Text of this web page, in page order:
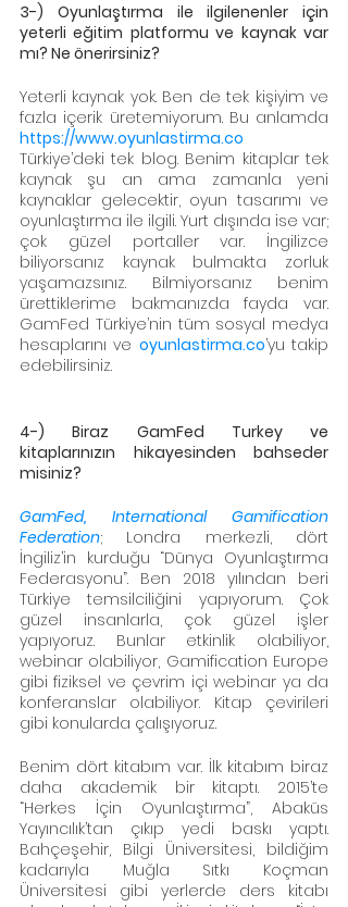
3-) Oyunlaştırma ile ilgilenenler için
yeterli eğitim platformu ve kaynak var
mı? Ne önerirsiniz?
Yeterli kaynak yok. Ben de tek kişiyim ve
https://www.oyunlastirma.co
Türkiye’deki tek blog. Benim kitaplar tek
kaynak şu an ama zamanla yeni
kaynaklar gelecektir, oyun tasarımı ve
oyunlaştırma ile ilgili. Yurt dışında ise var;
çok güzel portaller var. İngilizce
biliyorsanız kaynak bulmakta zorluk
yaşamazsınız. Bilmiyorsanız benim
ürettiklerime bakmanızda fayda var.
GamFed Türkiye’nin tüm sosyal medya
hesaplarını ve oyunlastirma.co’yu takip
edebilirsiniz.
4-) Biraz GamFed Turkey ve
kitaplarınızın hikayesinden bahseder
misiniz?
GamFed, International Gamification
Federation; Londra merkezli, dört
İngiliz’in kurduğu “Dünya Oyunlaştırma
Federasyonu”. Ben 2018 yılından beri
Türkiye temsilciliğini yapıyorum. Çok
güzel insanlarla, çok güzel işler
yapıyoruz. Bunlar etkinlik olabiliyor,
webinar olabiliyor, Gamification Europe
gibi fiziksel ve çevrim içi webinar ya da
konferanslar olabiliyor. Kitap çevirileri
gibi konularda çalışıyoruz.
Benim dört kitabım var. İlk kitabım biraz
daha akademik bir kitaptı. 2015’te
“Herkes İçin Oyunlaştırma”, Abaküs
Yayıncılık’tan çıkıp yedi baskı yaptı.
Bahçeşehir, Bilgi Üniversitesi, bildiğim
kadarıyla Muğla Sıtkı Koçman
Üniversitesi gibi yerlerde ders kitabı